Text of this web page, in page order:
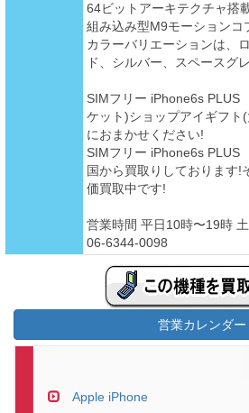
64ビットアーキテクチャ搭
組み込み型M9モーションコ
カラーバリエーションは、
ド、シルバー、スペースグ
SIMフリー iPhone6s
ケット)ショップアイギフト
におまかせください!
SIMフリー iPhone6s
国から買取りしております!
価買取中です!
営業時間 平日10時〜19時
06-6344-0098
営業カレンダー
Apple iPhone